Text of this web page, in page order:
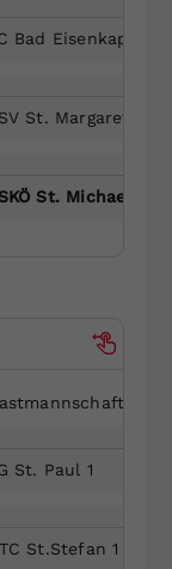
Bad Eisenkappel 2
St. Margarethen
St. Michael/
St. Paul 1
St.Stefan 1